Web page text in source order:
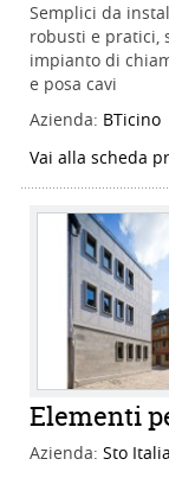
Semplici da
robusti e pratici,
impianto di
e posa cavi
Azienda: BTicino
Vai alla scheda
Elementi
Azienda: Sto Italia